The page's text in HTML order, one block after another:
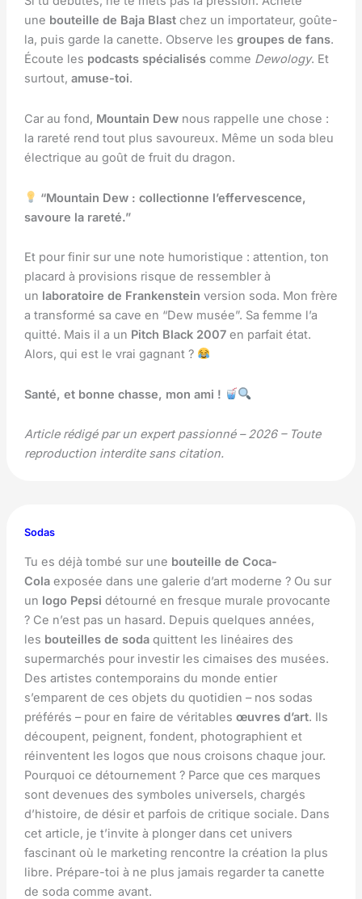
une bouteille de Baja Blastchez un importateur, goûte-
la, puis garde la canette. Observe les groupes de fans.
Écoute les podcasts spécialiséscomme Dewology. Et
surtout, amuse-toi.
Car au fond, Mountain Dewnous rappelle une chose :
la rareté rend tout plus savoureux. Même un soda bleu
électrique au goût de fruit du dragon.
“Mountain Dew : collectionne l’effervescence,
savoure la rareté.”
Et pour finir sur une note humoristique : attention, ton
placard à provisions risque de ressembler à
un laboratoire de Frankenstein version soda. Mon frère
a transformé sa cave en “Dew musée”. Sa femme l’a
quitté. Mais il a un Pitch Black 2007en parfait état.
Alors, qui est le vrai gagnant ?
Santé, et bonne chasse, mon ami !
Article rédigé par un expert passionné – 2026 – Toute
reproduction interdite sans citation.
Sodas
Tu es déjà tombé sur une bouteille de Coca-
Colaexposée dans une galerie d’art moderne ? Ou sur
un logo Pepsi détourné en fresque murale provocante
? Ce n’est pas un hasard. Depuis quelques années,
les bouteilles de sodaquittent les linéaires des
supermarchés pour investir les cimaises des musées.
Des artistes contemporains du monde entier
s’emparent de ces objets du quotidien – nos sodas
préférés – pour en faire de véritables œuvres d’art. Ils
découpent, peignent, fondent, photographient et
réinventent les logos que nous croisons chaque jour.
Pourquoi ce détournement ? Parce que ces marques
sont devenues des symboles universels, chargés
d’histoire, de désir et parfois de critique sociale. Dans
cet article, je t’invite à plonger dans cet univers
fascinant où le marketing rencontre la création la plus
libre. Prépare-toi à ne plus jamais regarder ta canette
de soda comme avant.